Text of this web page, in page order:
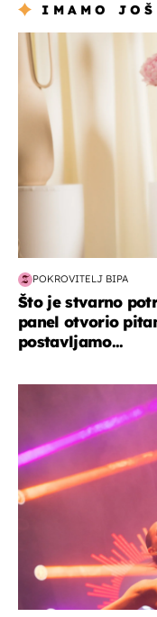
IMAMO JOŠ
moda & ljepota
POKROVITELJ BIPA
Što je stvarno
panel otvorio
postavljamo...